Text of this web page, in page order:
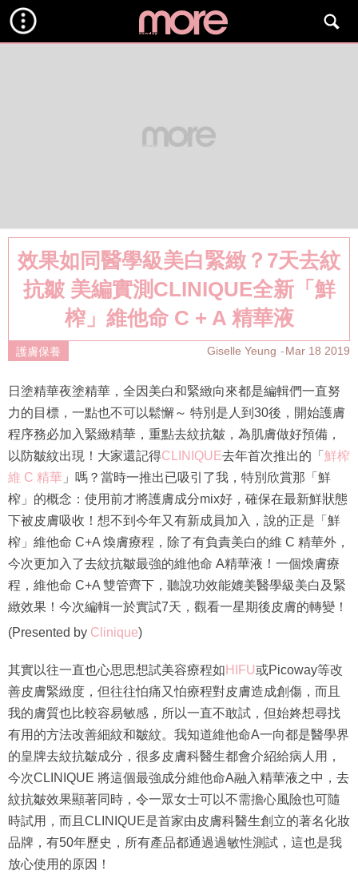
效果如同醫學級美白緊緻？7天去紋
抗皺 美編實測CLINIQUE全新「鮮
榨」維他命 C + A 精華液
護膚保養 Giselle Yeung Mar 18 2019
日塗精華夜塗精華，全因美白和緊緻向來都是編輯們一直努
力的目標，一點也不可以鬆懈～ 特別是人到30後，開始護膚
程序務必加入緊緻精華，重點去紋抗皺，為肌膚做好預備，
以防皺紋出現！大家還記得CLINIQUE去年首次推出的「 鮮榨
維 C 精華 」嗎？當時一推出已吸引了我，特別欣賞那「鮮
榨」的概念：使用前才將護膚成分mix好，確保在最新鮮狀態
下被皮膚吸收！想不到今年又有新成員加入，說的正是「鮮
榨」維他命 C+A 煥膚療程，除了有負責美白的維 C 精華外，
今次更加入了去紋抗皺最強的維他命 A精華液！一個煥膚療
程，維他命 C+A 雙管齊下，聽說功效能媲美醫學級美白及緊
緻效果！今次編輯一於實試7天，觀看一星期後皮膚的轉變！
(Presented by Clinique)
其實以往一直也心思思想試美容療程如 HIFU或Picoway等改
善皮膚緊緻度，但往往怕痛又怕療程對皮膚造成創傷，而且
我的膚質也比較容易敏感，所以一直不敢試，但始㚵想尋找
有用的方法改善細紋和皺紋。我知道維他命A一向都是醫學界
的皇牌去紋抗皺成分，很多皮膚科醫生都會介紹給病人用，
今次CLINIQUE 將這個最強成分維他命A融入精華液之中，去
紋抗皺效果顯著同時，令一眾女士可以不需擔心風險也可隨
時試用，而且CLINIQUE是首家由皮膚科醫生創立的著名化妝
品牌，有50年歷史，所有產品都通過過敏性測試，這也是我
放心使用的原因！